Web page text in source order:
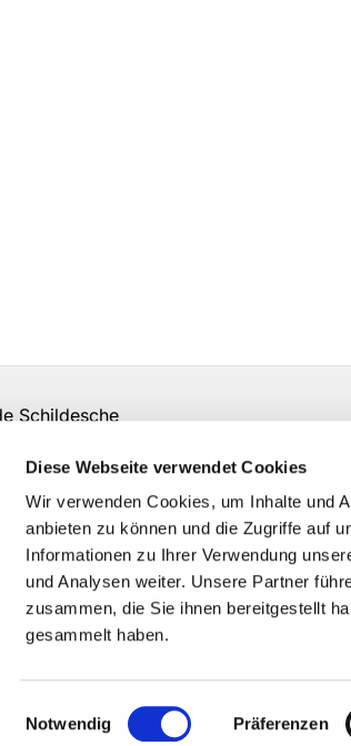
Diese Webseite verwendet Cookies
Wir verwenden Cookies, um Inhalte und
anbieten zu können und die Zugriffe auf
Informationen zu Ihrer Verwendung
und Analysen weiter. Unsere Partner
zusammen, die Sie ihnen bereitgestellt
gesammelt haben.
Einwilligungsauswahl
Notwendig Präferenzen
Schildesche